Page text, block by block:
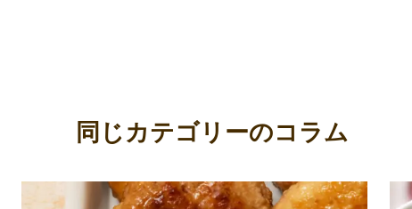
同じカテゴリーのコラム